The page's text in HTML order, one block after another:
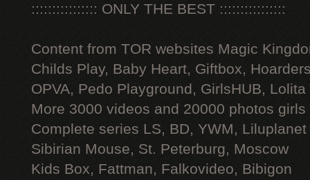
:::::::::::::::: ONLY THE BEST ::::::::::::::::
Content from TOR websites Magic
Childs Play, Baby Heart, Giftbox,
OPVA, Pedo Playground, GirlsHUB, Lolita
More 3000 videos and 20000 photos
Complete series LS, BD, YWM, Liluplanet
Sibirian Mouse, St. Peterburg, Moscow
Kids Box, Fattman, Falkovideo, Bibigon